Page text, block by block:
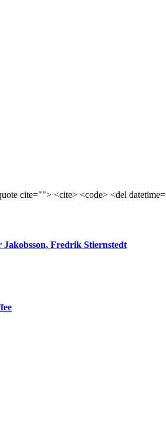
cite=""> <cite> <code> <del
Jakobsson, Fredrik Stiernstedt